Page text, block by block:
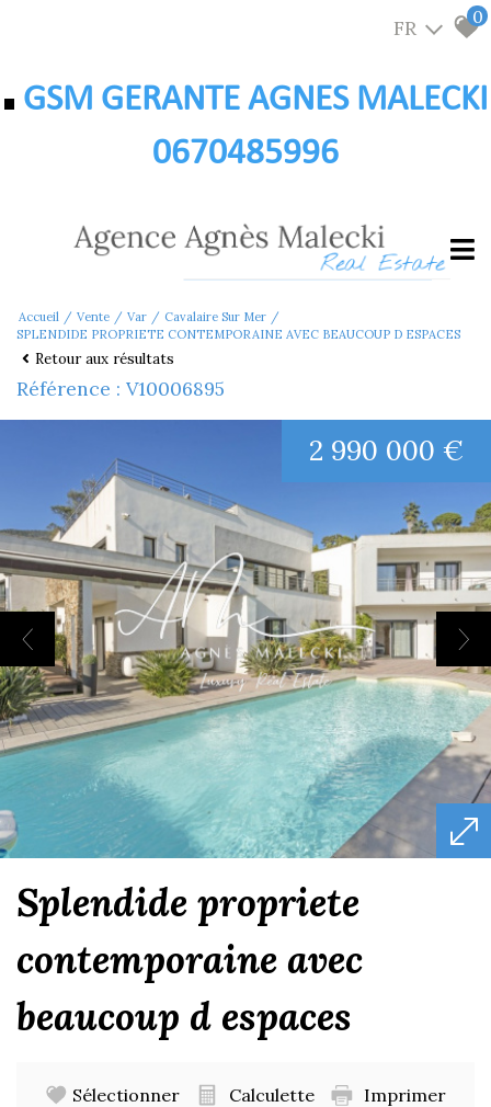
FR 0
GSM GERANTE AGNES MALECKI
0670485996
Accueil Vente Var
Cavalaire Sur Mer
SPLENDIDE PROPRIETE CONTEMPORAINE AVEC BEAUCOUP D ESPACES
Retour aux résultats
Référence : V10006895
2 990 000 €
splendide propriete
contemporaine avec
beaucoup d espaces
Sélectionner Calculette Imprimer